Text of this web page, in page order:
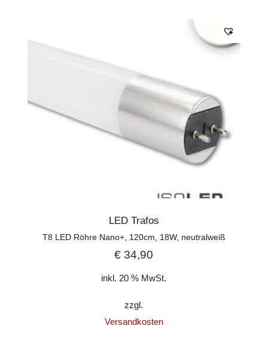
LED Trafos
T8 LED Röhre Nano+, 120cm, 18W, neutralweiß
€ 34,90
inkl. 20 % MwSt.
zzgl.
Versandkosten